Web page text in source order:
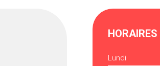
HORAIRES
Lundi